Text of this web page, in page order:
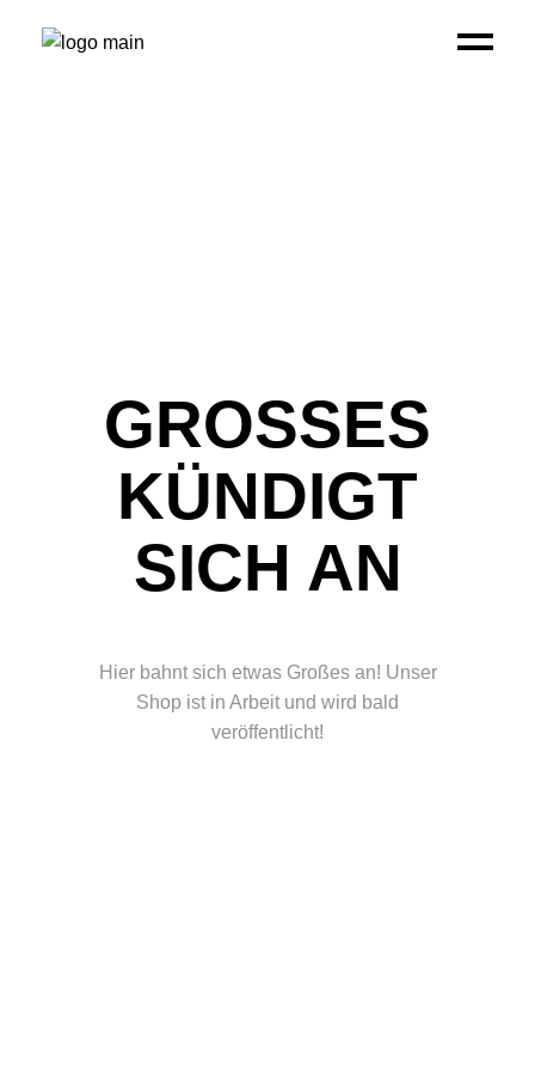
GROSSES K
ÜNDIGT S
ICH AN
Hier bahnt sich etwas Großes an! Unser
Shop ist in Arbeit und wird bald
veröffentlicht!